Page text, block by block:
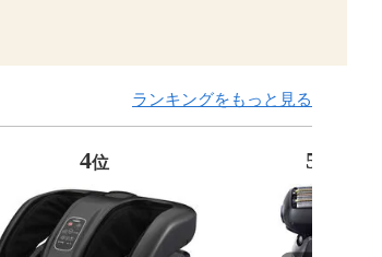
ランキングをもっと見る
4位 5